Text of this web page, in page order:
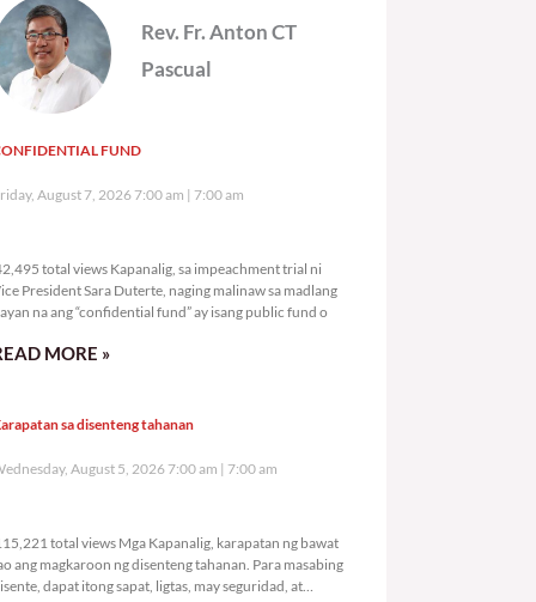
Rev. Fr. Anton CT
Pascual
FUND
August 7, 2026 7:00 am 7:00 am
total views Kapanalig, sa impeachment trial ni
President Sara Duterte, naging malinaw sa madlang
na ang “confidential fund” ay isang public fund o
MORE »
sa disenteng tahanan
August 5, 2026 7:00 am 7:00 am
total views Mga Kapanalig, karapatan ng bawat
ang magkaroon ng disenteng tahanan. Para masabing
dapat itong sapat, ligtas, may seguridad, at